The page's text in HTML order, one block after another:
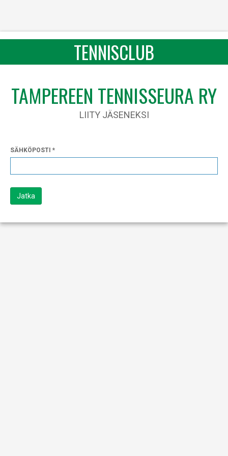
TENNISCLUB
TAMPEREEN TENNISSEURA RY
LIITY JÄSENEKSI
SÄHKÖPOSTI
Jatka